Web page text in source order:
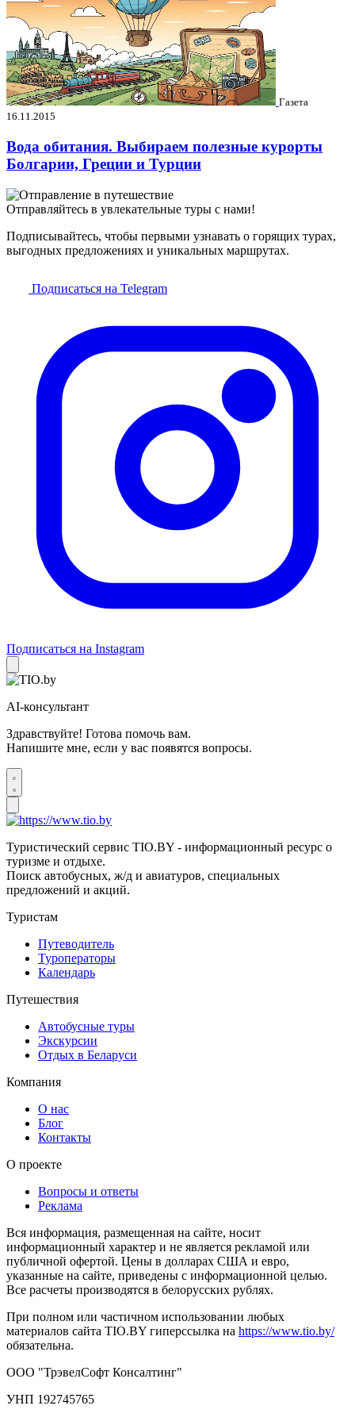
Газета
16.11.2015
Вода обитания. Выбираем полезные курорты
Болгарии, Греции и Турции
Отправляйтесь в увлекательные туры с нами!
Подписывайтесь, чтобы первыми узнавать о горящих турах,
выгодных предложениях и уникальных маршрутах.
Подписаться на Telegram
Подписаться на Instagram
AI-консультант
Здравствуйте! Готова помочь вам.
Напишите мне, если у вас появятся вопросы.
Туристический сервис TIO.BY - информационный ресурс о
туризме и отдыхе.
Поиск автобусных, ж/д и авиатуров, специальных
предложений и акций.
Туристам
Путеводитель
Туроператоры
Календарь
Путешествия
Автобусные туры
Экскурсии
Отдых в Беларуси
Компания
О нас
Блог
Контакты
О проекте
Вопросы и ответы
Реклама
Вся информация, размещенная на сайте, носит
информационный характер и не является рекламой или
публичной офертой. Цены в долларах США и евро,
указанные на сайте, приведены с информационной целью.
Все расчеты производятся в белорусских рублях.
При полном или частичном использовании любых
материалов сайта TIO.BY гиперссылка на https://www.tio.by/
обязательна.
ООО "ТрэвелСофт Консалтинг"
УНП 192745765